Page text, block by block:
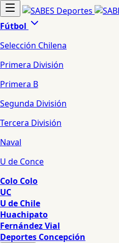
Fútbol
Selección Chilena
Primera División
Primera B
Segunda División
Tercera División
Naval
U de Conce
Colo Colo
UC
U de Chile
Huachipato
Fernández Vial
Deportes Concepción